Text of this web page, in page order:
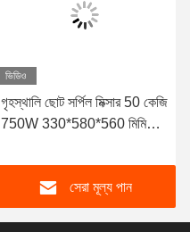
ভিডিও
গৃহস্থালি ছোট সর্পিল মিক্সার 50 কেজি
750W 330*580*560 মিমি
সেরা মূল্য পান